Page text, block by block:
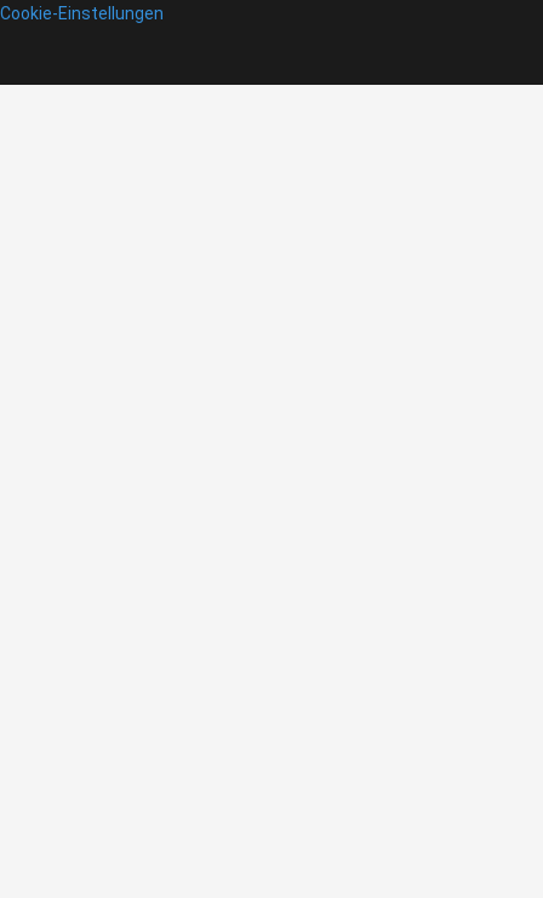
Cookie-Einstellungen